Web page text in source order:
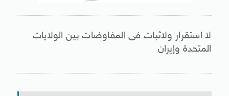
لا استقرار ولاثبات فى المفاوضات بين الولايات
المتحدة وإيران